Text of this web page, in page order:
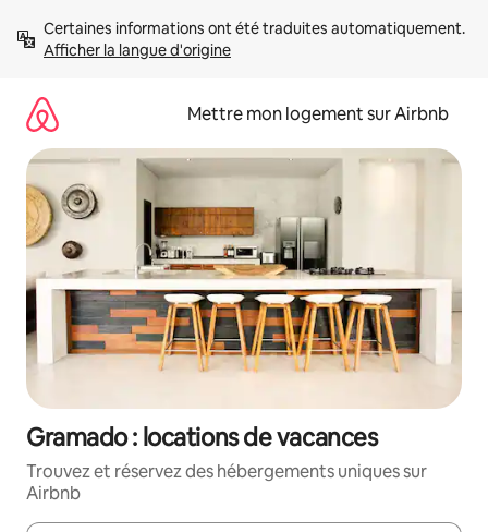
directement
Afficher la langue d'origine
Mettre mon logement sur Airbnb
Gramado : locations de vacances
Trouvez et réservez des hébergements uniques sur
Airbnb